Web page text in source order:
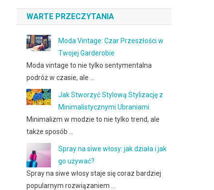
WARTE PRZECZYTANIA
Moda Vintage: Czar Przeszłości w
Twojej Garderobie
Moda vintage to nie tylko sentymentalna
podróż w czasie, ale …
Jak Stworzyć Stylową Stylizację z
Minimalistycznymi Ubraniami
Minimalizm w modzie to nie tylko trend, ale
także sposób …
Spray na siwe włosy: jak działa i jak
go używać?
Spray na siwe włosy staje się coraz bardziej
popularnym rozwiązaniem …